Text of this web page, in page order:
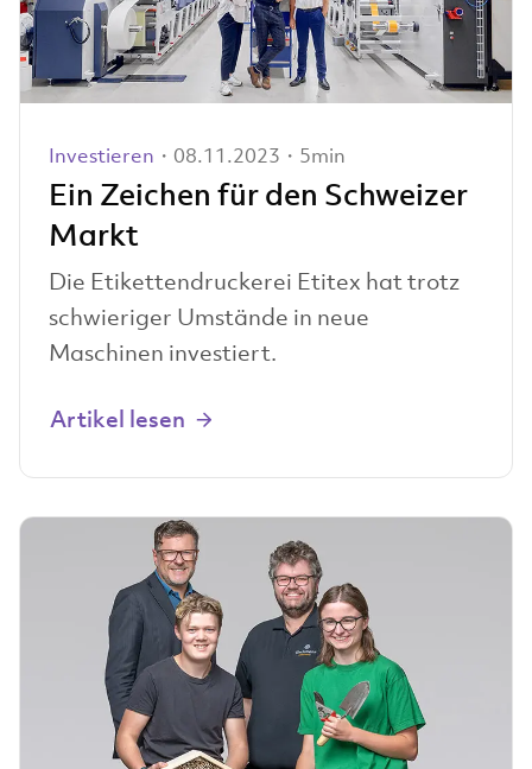
Investieren ・08.11.2023・5min
Ein Zeichen für den Schweizer
Markt
Die Etikettendruckerei Etitex hat trotz
schwieriger Umstände in neue
Maschinen investiert.
Artikel lesen